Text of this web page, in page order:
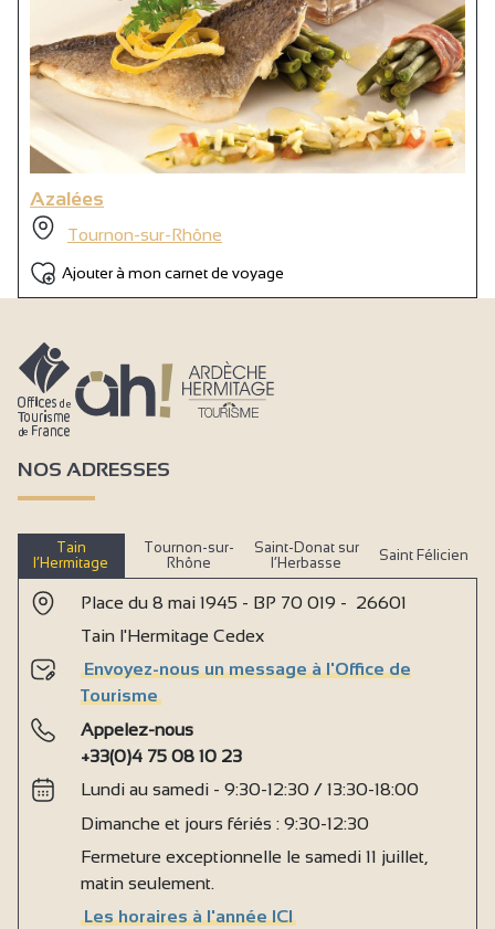
Azalées
Tournon-sur-Rhône
Ajouter à mon carnet de voyage
NOS ADRESSES
Tain
l’Hermitage
Tournon-sur-
Rhône
Saint-Donat sur
l’Herbasse
Saint Félicien
Place du 8 mai 1945 - BP 70 019 - 26601
Tain l'Hermitage Cedex
Envoyez-nous un message à l'Office de
Tourisme
Appelez-nous
+33(0)4 75 08 10 23
Lundi au samedi - 9:30-12:30 / 13:30-18:00
Dimanche et jours fériés : 9:30-12:30
Fermeture exceptionnelle le samedi 11 juillet,
matin seulement.
Les horaires à l'année ICI